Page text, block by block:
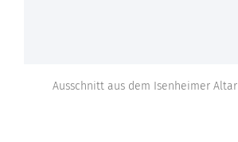
Ausschnitt aus dem Isenheimer Altar